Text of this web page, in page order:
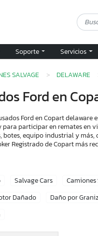
Soporte Servicios
SALVAGE DELAWARE
Ford en
Ford en Copart
participar en remates en
equipo industrial y más,
Registrado de Copart más
Salvage Cars
Dañado Daño por